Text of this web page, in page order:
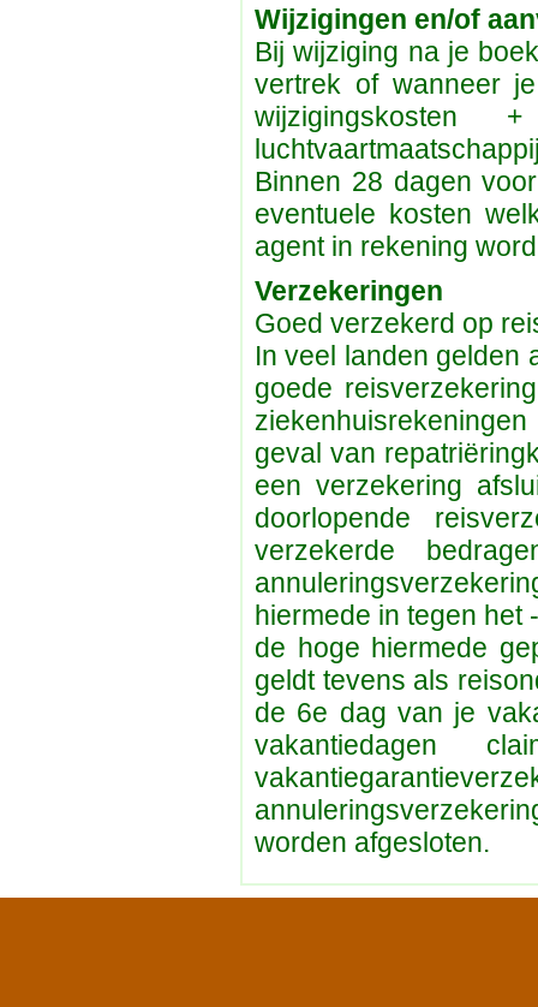
Wijzigingen en/of
Bij wijziging na je
vertrek of wanneer
Binnen 28 dagen
eventuele kosten
agent in rekening
Verzekeringen
Goed verzekerd op
In veel landen gelden
goede
geval van
een verzekering
doorlopende
verzekerde
hiermede in tegen het
de hoge hiermede
geldt tevens als
de 6e dag van je
worden afgesloten.